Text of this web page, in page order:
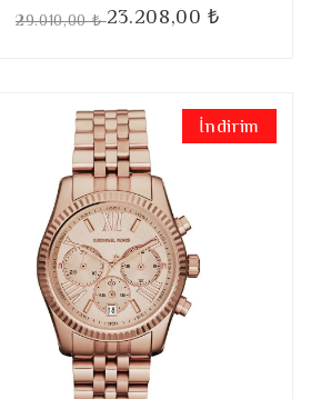
29.010,00 ₺23.208,00 ₺
İndirim